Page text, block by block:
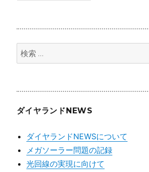
ブ
検
索:
ダイヤランドNEWS
ダイヤランドNEWSについて
メガソーラー問題の記録
光回線の実現に向けて